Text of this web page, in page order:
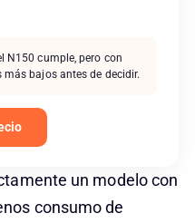
N150 cumple, pero con
bajos antes de decidir.
un modelo con
consumo de